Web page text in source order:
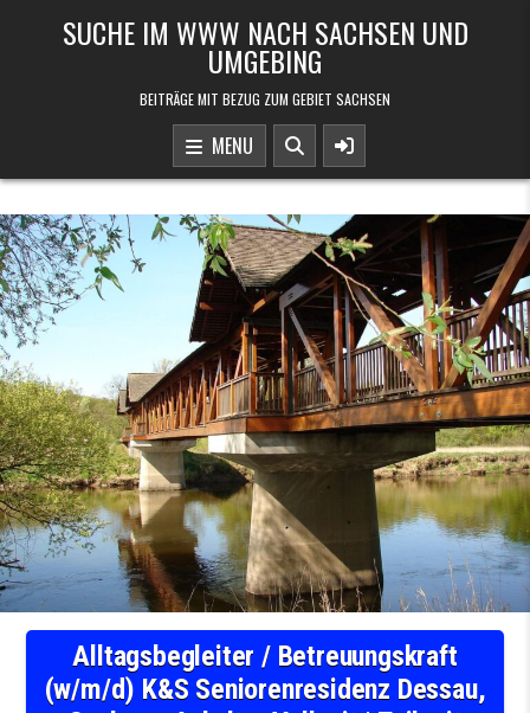
SUCHE IM WWW NACH SACHSEN UND
UMGEBING
BEITRÄGE MIT BEZUG ZUM GEBIET SACHSEN
MENU
Alltagsbegleiter / Betreuungskraft
(w/m/d) K&S Seniorenresidenz Dessau,